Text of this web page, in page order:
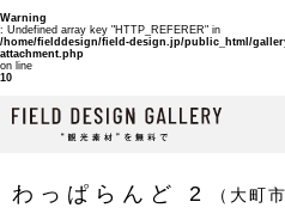
Warning
: Undefined array key "HTTP_REFERER" in
/home/fielddesign/field-design.jp/public_html/
attachment.php
on line
10
わっぱらんど 2 （大町